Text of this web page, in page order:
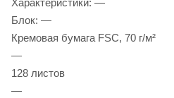
Блок: —
Кремовая бумага FSC, 70 г/м²
—
128 листов
—